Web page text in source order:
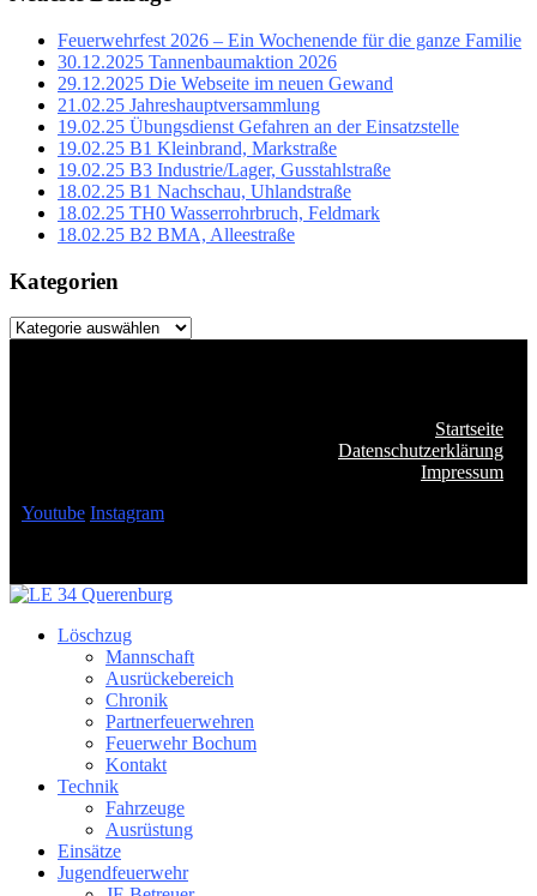
Feuerwehrfest 2026 – Ein Wochenende für die ganze Familie
30.12.2025 Tannenbaumaktion 2026
29.12.2025 Die Webseite im neuen Gewand
21.02.25 Jahreshauptversammlung
19.02.25 Übungsdienst Gefahren an der Einsatzstelle
19.02.25 B1 Kleinbrand, Markstraße
19.02.25 B3 Industrie/Lager, Gusstahlstraße
18.02.25 B1 Nachschau, Uhlandstraße
18.02.25 TH0 Wasserrohrbruch, Feldmark
18.02.25 B2 BMA, Alleestraße
Kategorien
Kategorien
Startseite
Datenschutzerklärung
Impressum
Youtube Instagram
Löschzug
Mannschaft
Ausrückebereich
Chronik
Partnerfeuerwehren
Feuerwehr Bochum
Kontakt
Technik
Fahrzeuge
Ausrüstung
Einsätze
Jugendfeuerwehr